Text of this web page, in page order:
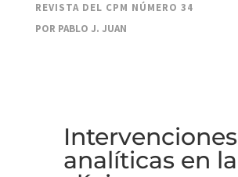
REVISTA DEL CPM NÚMERO 34
POR PABLO J. JUAN
Intervenciones
analíticas en la